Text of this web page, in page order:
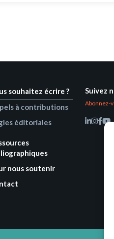
souhaitez écrire ?
à contributions
éditoriales
nous soutenir
Suivez
Abonnez-